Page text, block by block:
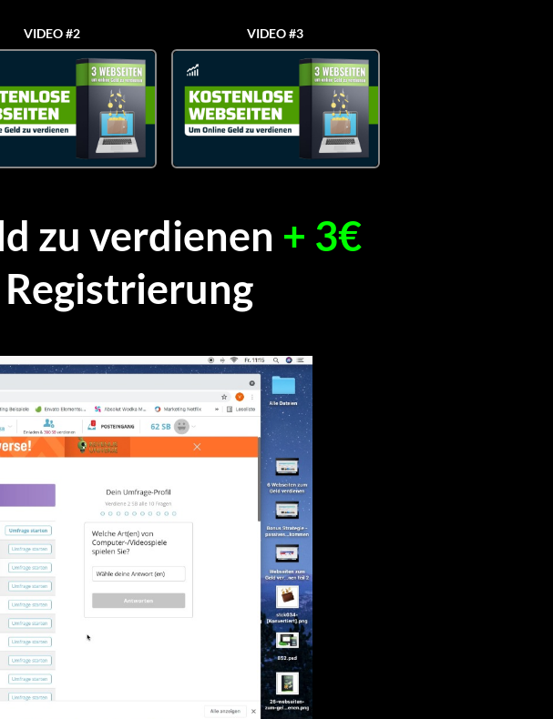
VIDEO #2 VIDEO #3
zu verdienen + 3€